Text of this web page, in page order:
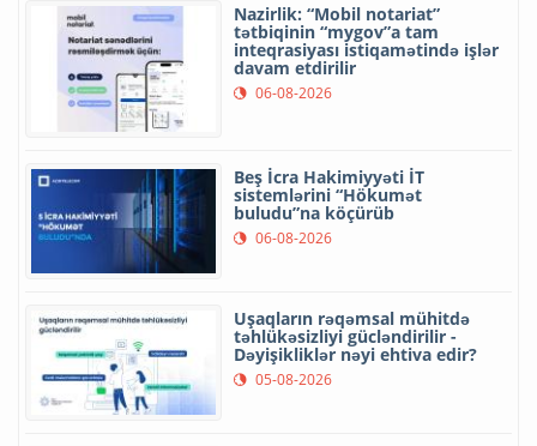
Nazirlik: “Mobil notariat”
tətbiqinin “mygov”a tam
inteqrasiyası istiqamətində işlər
davam etdirilir
06-08-2026
Beş İcra Hakimiyyəti İT
sistemlərini “Hökumət
buludu”na köçürüb
06-08-2026
Uşaqların rəqəmsal mühitdə
təhlükəsizliyi gücləndirilir -
Dəyişikliklər nəyi ehtiva edir?
05-08-2026